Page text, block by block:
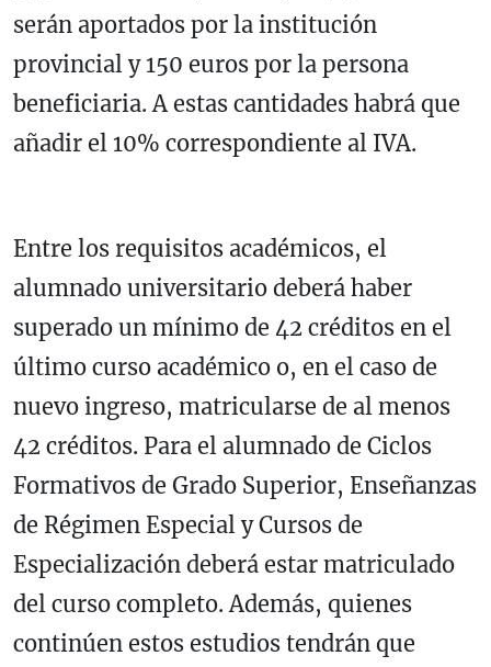
serán aportados por la institución
provincial y 150 euros por la persona
beneficiaria. A estas cantidades habrá que
añadir el 10% correspondiente al IVA.
Entre los requisitos académicos, el
alumnado universitario deberá haber
superado un mínimo de 42 créditos en el
último curso académico o, en el caso de
nuevo ingreso, matricularse de al menos
42 créditos. Para el alumnado de Ciclos
Formativos de Grado Superior, Enseñanzas
de Régimen Especial y Cursos de
Especialización deberá estar matriculado
del curso completo. Además, quienes
continúen estos estudios tendrán que